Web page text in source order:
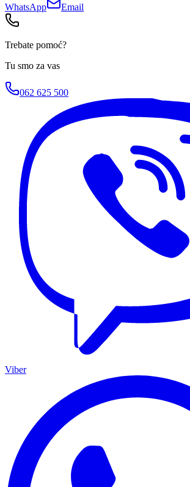
WhatsApp Email
Trebate pomoć?
Tu smo za vas
062 625 500
Viber